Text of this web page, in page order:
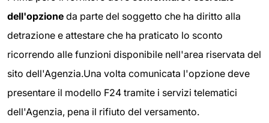
dell'opzione da parte del soggetto che ha diritto alla
detrazione e attestare che ha praticato lo sconto
ricorrendo alle funzioni disponibile nell'area riservata del
sito dell'Agenzia.Una volta comunicata l'opzione deve
presentare il modello F24 tramite i servizi telematici
dell'Agenzia, pena il rifiuto del versamento.